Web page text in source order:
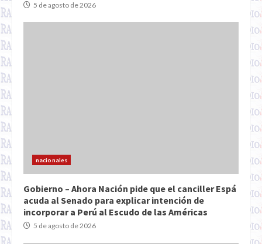
5 de agosto de 2026
nacionales
Gobierno – Ahora Nación pide que el canciller Espá
acuda al Senado para explicar intención de
incorporar a Perú al Escudo de las Américas
5 de agosto de 2026